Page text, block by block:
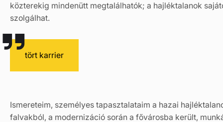
közterekig mindenütt megtalálhatók; a hajléktalanok
szolgálhat.
tört karrier
Ismereteim, személyes tapasztalataim a hazai
falvakból, a modernizáció során a fővárosba került,